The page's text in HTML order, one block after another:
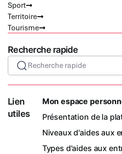
Sport
Territoire
Tourisme
Recherche rapide
Recherche rapide
Lien
utiles
Mon espace
Présentation de la
Niveaux d'aides aux
Types d'aides aux